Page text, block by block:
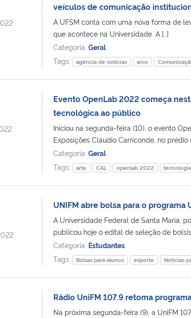
veículos de comunicação
A UFSM conta com uma nova forma de
que acontece na Universidade. A […]
Categoria: Geral
Tags:
agência de notícias arco
Evento OpenLab 2022 começa
tecnológica ao público
Iniciou na segunda-feira (10), o evento
Exposições Cláudio Carriconde, no prédio
Categoria: Geral
Tags:
arte CAL openlab 2022 tecnologia
UNIFM abre bolsa para o programa
A Universidade Federal de Santa Maria,
publicou hoje o edital de seleção de
Categoria: Estudantes
Tags:
Bolsas para alunos esporte Notícias
Rádio UniFM 107.9 retoma
Na próxima segunda-feira (9), a UniFM